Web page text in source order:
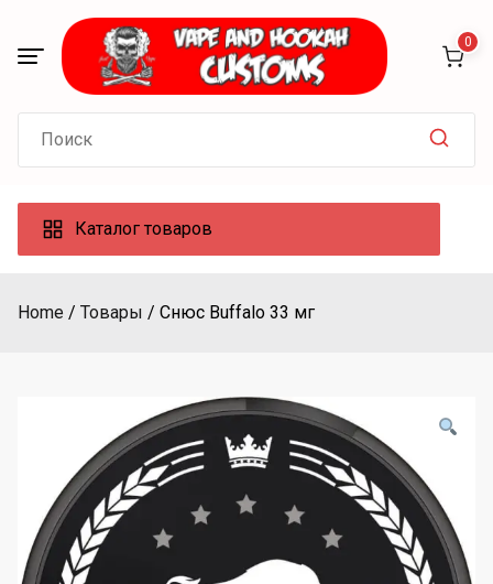
content
0
for:
Каталог товаров
Home Товары Снюс Buffalo 33 мг